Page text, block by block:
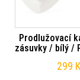
Prodlužovací
zásuvky / bílý /
299